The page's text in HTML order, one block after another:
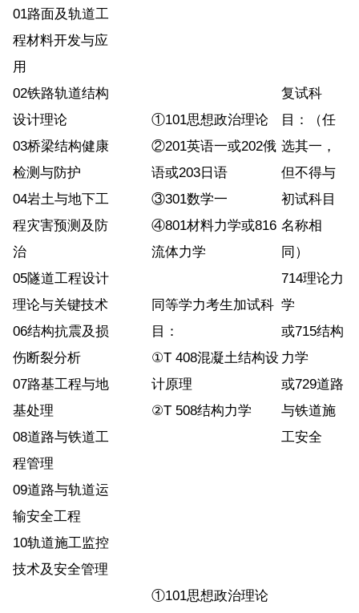
01路面及轨道工
程材料开发与应
用
02铁路轨道结构
设计理论
03桥梁结构健康
检测与防护
04岩土与地下工
程灾害预测及防
治
05隧道工程设计
理论与关键技术
06结构抗震及损
伤断裂分析
07路基工程与地
基处理
08道路与铁道工
程管理
09道路与轨道运
输安全工程
10轨道施工监控
技术及安全管理
①101思想政治理论
②201英语一或202俄
语或203日语
③301数学一
④801材料力学或816
流体力学
同等学力考生加试科
目：
①T 408混凝土结构设
计原理
②T 508结构力学
复试科
目：（任
选其一，
但不得与
初试科目
名称相
同）
714理论力
学
或715结构
力学
或729道路
与铁道施
工安全
①101思想政治理论